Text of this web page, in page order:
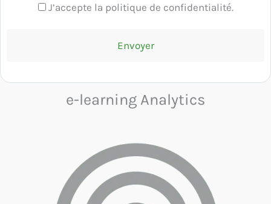
J’accepte la politique de confidentialité.
e-learning Analytics